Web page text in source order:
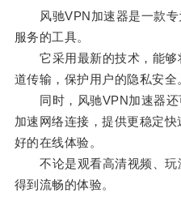
风驰VPN加速器是一款专
服务的工具。
它采用最新的技术，能够
道传输，保护用户的隐私安全
同时，风驰VPN加速器还
加速网络连接，提供更稳定
好的在线体验。
不论是观看高清视频、玩
得到流畅的体验。